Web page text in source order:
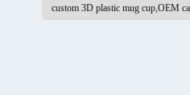
custom 3D plastic mug cup,OEM